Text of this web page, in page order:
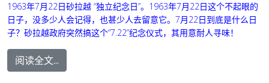
1963年7月22日砂拉越 “独立纪念日”。1963年7月22日这个不起眼的
日子，没多少人会记得，也甚少人去留意它。7月22日到底是什么日
子？砂拉越政府突然搞这个“7.22”纪念仪式，其用意耐人寻味！
阅读全文...